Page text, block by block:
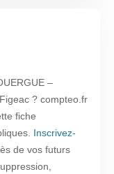
–
? compteo.fr
fiche
Inscrivez-
de vos futurs